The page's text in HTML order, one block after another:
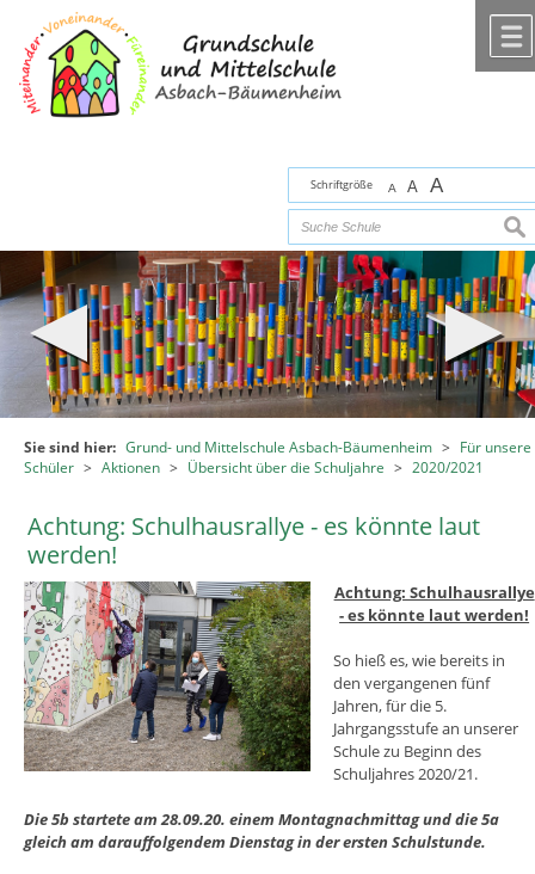
Zum Inhalt,
Schriftgröße A A A
Sie sind hier: Grund- und Mittelschule Asbach-Bäumenheim >
Für unsere
Schüler > Aktionen > Übersicht über die Schuljahre > 2020/2021
Achtung: Schulhausrallye - es könnte laut
werden!
Achtung: Schulhausrallye
- es könnte laut werden!
So hieß es, wie bereits in
den vergangenen fünf
Jahren, für die 5.
Jahrgangsstufe an unserer
Schule zu Beginn des
Schuljahres 2020/21.
Die 5b startete am 28.09.20. einem Montagnachmittag und die 5a
gleich am darauffolgendem Dienstag in der ersten Schulstunde.